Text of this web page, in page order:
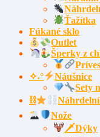
Ťažítka
Fúkané sklo
Outlet
Šperky z
✧˖°
Náušnice
Sety
⛓
Nože
🗡Dýky